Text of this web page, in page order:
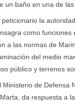
un baño en una de
la
como
a las normas de
del medio
público y terrenos
de Defensa
da respuesta a